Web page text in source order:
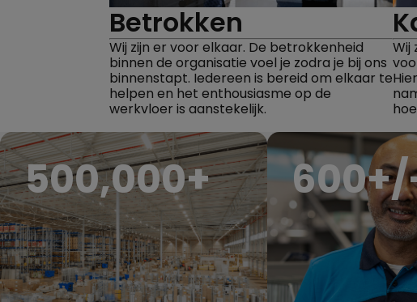
Betrokken
Wij zijn er voor elkaar. De betrokkenheid
binnen de organisatie voel je zodra je bij ons
binnenstapt. Iedereen is bereid om elkaar te
helpen en het enthousiasme op de
werkvloer is aanstekelijk.
Wij
500,000+ 600